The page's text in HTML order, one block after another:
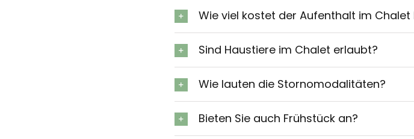
Wie viel kostet der Aufenthalt im Chalet
Sind Haustiere im Chalet erlaubt?
Wie lauten die Stornomodalitäten?
Bieten Sie auch Frühstück an?